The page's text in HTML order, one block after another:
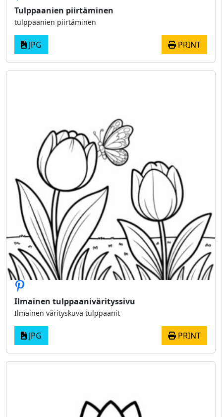
Tulppaanien piirtäminen
tulppaanien piirtäminen
JPG PRINT
Ilmainen tulppaanivärityssivu
Ilmainen värityskuva tulppaanit
JPG PRINT